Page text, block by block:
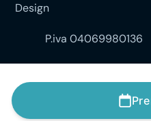
Design
P.iva 04069980136